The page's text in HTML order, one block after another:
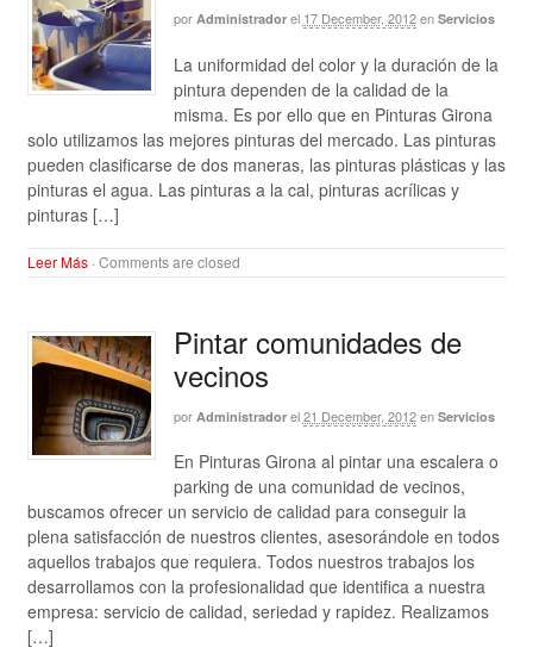
por Administrador el 17 December, 2012 en Servicios
La uniformidad del color y la duración de la
pintura dependen de la calidad de la
misma. Es por ello que en Pinturas Girona
solo utilizamos las mejores pinturas del mercado. Las pinturas
pueden clasificarse de dos maneras, las pinturas plásticas y las
pinturas el agua. Las pinturas a la cal, pinturas acrílicas y
pinturas […]
Leer Más· Comments are closed
Pintar comunidades de
vecinos
por Administrador el 21 December, 2012 en Servicios
En Pinturas Girona al pintar una escalera o
parking de una comunidad de vecinos,
buscamos ofrecer un servicio de calidad para conseguir la
plena satisfacción de nuestros clientes, asesorándole en todos
aquellos trabajos que requiera. Todos nuestros trabajos los
desarrollamos con la profesionalidad que identifica a nuestra
empresa: servicio de calidad, seriedad y rapidez. Realizamos
[…]